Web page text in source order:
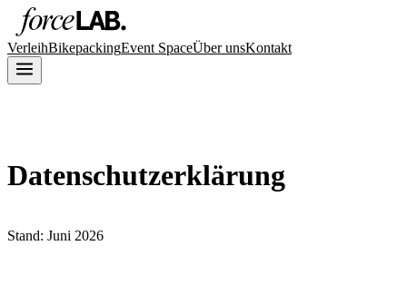
VerleihBikepackingEvent SpaceÜber unsKontakt
Datenschutzerklärung
Stand: Juni 2026